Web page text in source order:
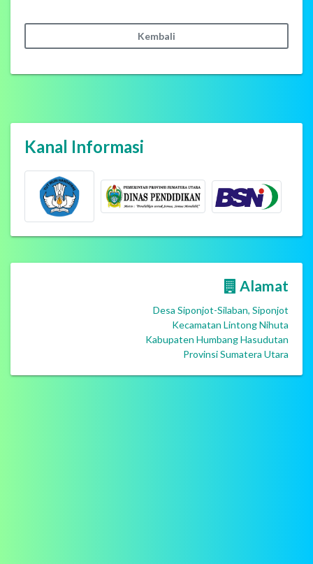
Kembali
Kanal Informasi
Alamat
Desa Siponjot-Silaban, Siponjot
Kecamatan Lintong Nihuta
Kabupaten Humbang Hasudutan
Provinsi Sumatera Utara